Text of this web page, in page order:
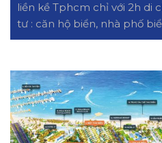
liền kề Tphcm chỉ với 2h di
tư : căn hộ biển, nhà phố